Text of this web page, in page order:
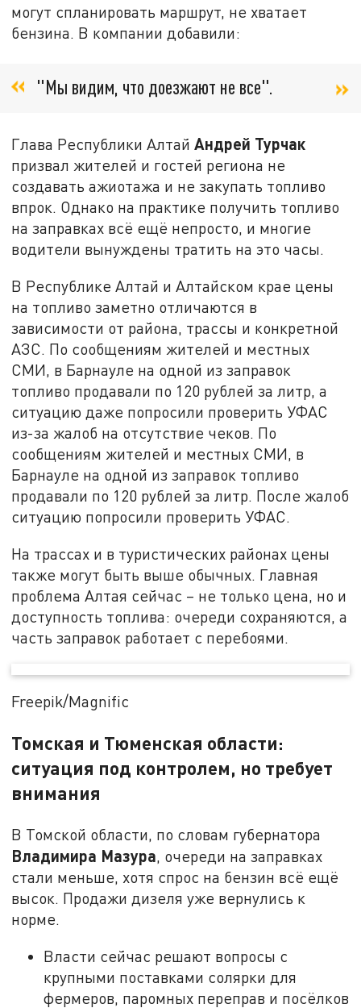
могут спланировать маршрут, не хватает
бензина. В компании добавили:
"Мы видим, что доезжают не все".
Глава Республики АлтайАндрей Турчак
призвал жителей и гостей региона не
создавать ажиотажа и не закупать топливо
впрок. Однако на практике получить топливо
на заправках всё ещё непросто, и многие
водители вынуждены тратить на это часы.
В Республике Алтай и Алтайском крае цены
на топливо заметно отличаются в
зависимости от района, трассы и конкретной
АЗС. По сообщениям жителей и местных
СМИ, в Барнауле на одной из заправок
топливо продавали по 120 рублей за литр, а
ситуацию даже попросили проверить УФАС
из-за жалоб на отсутствие чеков. По
сообщениям жителей и местных СМИ, в
Барнауле на одной из заправок топливо
продавали по 120 рублей за литр. После жалоб
ситуацию попросили проверить УФАС.
На трассах и в туристических районах цены
также могут быть выше обычных. Главная
проблема Алтая сейчас – не только цена, но и
доступность топлива: очереди сохраняются, а
часть заправок работает с перебоями.
Freepik/Magnific
Томская и Тюменская области:
ситуация под контролем, но требует
внимания
В Томской области, по словам губернатора
Владимира Мазура, очереди на заправках
стали меньше, хотя спрос на бензин всё ещё
высок. Продажи дизеля уже вернулись к
норме.
Власти сейчас решают вопросы с
крупными поставками солярки для
фермеров, паромных переправ и посёлков